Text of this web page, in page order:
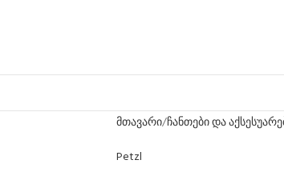
მთავარი ჩანთები და
Petzl